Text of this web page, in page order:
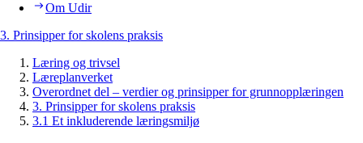
Om Udir
3. Prinsipper for skolens praksis
Læring og trivsel
Læreplanverket
Overordnet del – verdier og prinsipper for grunnopplæringen
3. Prinsipper for skolens praksis
3.1 Et inkluderende læringsmiljø